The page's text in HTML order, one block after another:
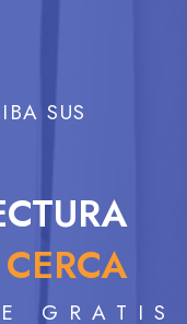
SUS
GRATIS